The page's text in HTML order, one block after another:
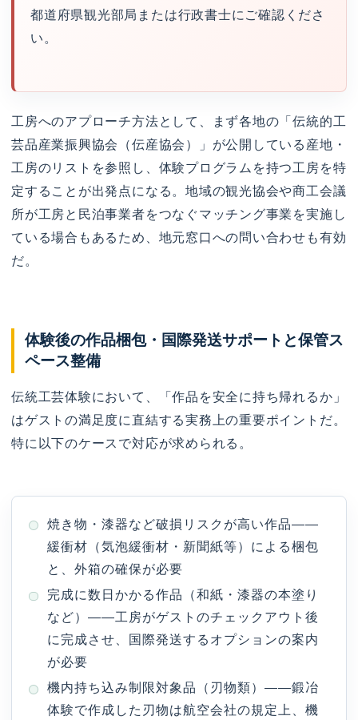
都道府県観光部局または行政書士にご確認くださ
い。
工房へのアプローチ方法として、まず各地の「伝統的工
芸品産業振興協会（伝産協会）」が公開している産地・
工房のリストを参照し、体験プログラムを持つ工房を特
定することが出発点になる。地域の観光協会や商工会議
所が工房と民泊事業者をつなぐマッチング事業を実施し
ている場合もあるため、地元窓口への問い合わせも有効
だ。
体験後の作品梱包・国際発送サポートと保管ス
ペース整備
伝統工芸体験において、「作品を安全に持ち帰れるか」
はゲストの満足度に直結する実務上の重要ポイントだ。
特に以下のケースで対応が求められる。
焼き物・漆器など破損リスクが高い作品——
緩衝材（気泡緩衝材・新聞紙等）による梱包
と、外箱の確保が必要
完成に数日かかる作品（和紙・漆器の本塗り
など）——工房がゲストのチェックアウト後
に完成させ、国際発送するオプションの案内
が必要
機内持ち込み制限対象品（刃物類）——鍛冶
体験で作成した刃物は航空会社の規定上、機